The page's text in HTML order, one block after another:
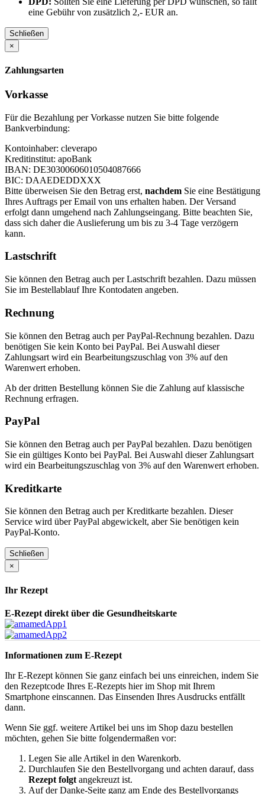
eine Gebühr von zusätzlich 2,- EUR an.
Schließen
×
Zahlungsarten
Vorkasse
Für die Bezahlung per Vorkasse nutzen Sie bitte folgende
Bankverbindung:
Kontoinhaber: cleverapo
Kreditinstitut: apoBank
IBAN: DE30300606010504087666
BIC: DAAEDEDDXXX
Bitte überweisen Sie den Betrag erst, nachdem Sie eine Bestätigung
Ihres Auftrags per Email von uns erhalten haben. Der Versand
erfolgt dann umgehend nach Zahlungseingang. Bitte beachten Sie,
dass sich daher die Auslieferung um bis zu 3-4 Tage verzögern
kann.
Lastschrift
Sie können den Betrag auch per Lastschrift bezahlen. Dazu müssen
Sie im Bestellablauf Ihre Kontodaten angeben.
Rechnung
Sie können den Betrag auch per PayPal-Rechnung bezahlen. Dazu
benötigen Sie kein Konto bei PayPal. Bei Auswahl dieser
Zahlungsart wird ein Bearbeitungszuschlag von 3% auf den
Warenwert erhoben.
Ab der dritten Bestellung können Sie die Zahlung auf klassische
Rechnung erfragen.
PayPal
Sie können den Betrag auch per PayPal bezahlen. Dazu benötigen
Sie ein gültiges Konto bei PayPal. Bei Auswahl dieser Zahlungsart
wird ein Bearbeitungszuschlag von 3% auf den Warenwert erhoben.
Kreditkarte
Sie können den Betrag auch per Kreditkarte bezahlen. Dieser
Service wird über PayPal abgewickelt, aber Sie benötigen kein
PayPal-Konto.
Schließen
×
Ihr Rezept
E-Rezept direkt über die Gesundheitskarte
Informationen zum E-Rezept
Ihr E-Rezept können Sie ganz einfach bei uns einreichen, indem Sie
den Rezeptcode Ihres E-Rezepts hier im Shop mit Ihrem
Smartphone einscannen. Das Einsenden Ihres Ausdrucks entfällt
dann.
Wenn Sie ggf. weitere Artikel bei uns im Shop dazu bestellen
möchten, gehen Sie bitte folgendermaßen vor:
Legen Sie alle Artikel in den Warenkorb.
Durchlaufen Sie den Bestellvorgang und achten darauf, dass
Rezept folgt angekreuzt ist.
Auf der Danke-Seite ganz am Ende des Bestellvorgangs